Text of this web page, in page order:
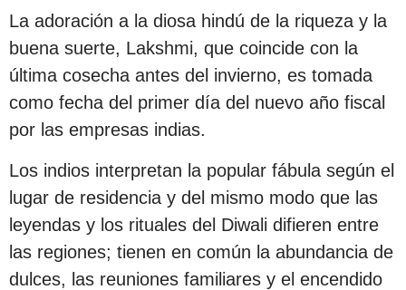
La adoración a la diosa hindú de la riqueza y la
buena suerte, Lakshmi, que coincide con la
última cosecha antes del invierno, es tomada
como fecha del primer día del nuevo año fiscal
por las empresas indias.
Los indios interpretan la popular fábula según el
lugar de residencia y del mismo modo que las
leyendas y los rituales del Diwali difieren entre
las regiones; tienen en común la abundancia de
dulces, las reuniones familiares y el encendido